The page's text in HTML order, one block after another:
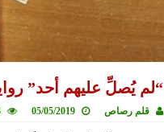
“لم يُصلِّ عليهم أحد”
قلم رصاص 05/05/2019